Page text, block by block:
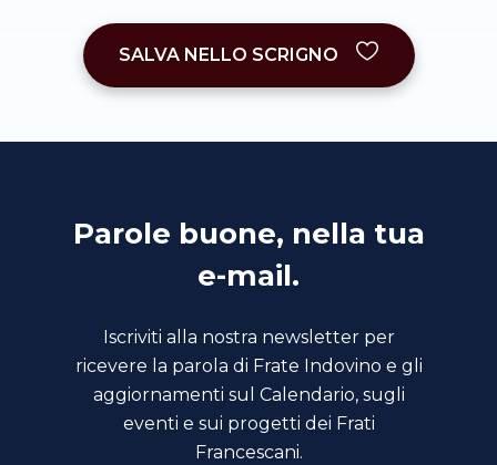
SALVA NELLO SCRIGNO
Parole buone, nella tua
e-mail.
Iscriviti alla nostra newsletter per
ricevere la parola di Frate Indovino e gli
aggiornamenti sul Calendario, sugli
eventi e sui progetti dei Frati
Francescani.